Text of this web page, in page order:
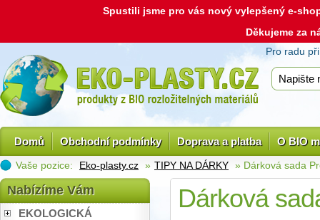
Spustili jsme pro vás nový vylepšený e-
Děkujeme za
Pro radu
Domů Obchodní podmínky Doprava a platba O BIO
Vaše pozice: Eko-plasty.cz » TIPY NA DÁRKY » Dárková sada
Nabízíme Vám
EKOLOGICKÁ
Dárková